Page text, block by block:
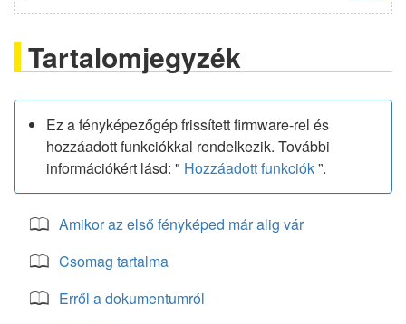
Tartalomjegyzék
Ez a fényképezőgép frissített firmware-rel és
hozzáadott funkciókkal rendelkezik. További
információkért lásd: " Hozzáadott funkciók”.
Amikor az első fényképed már alig vár
Csomag tartalma
Erről a dokumentumról